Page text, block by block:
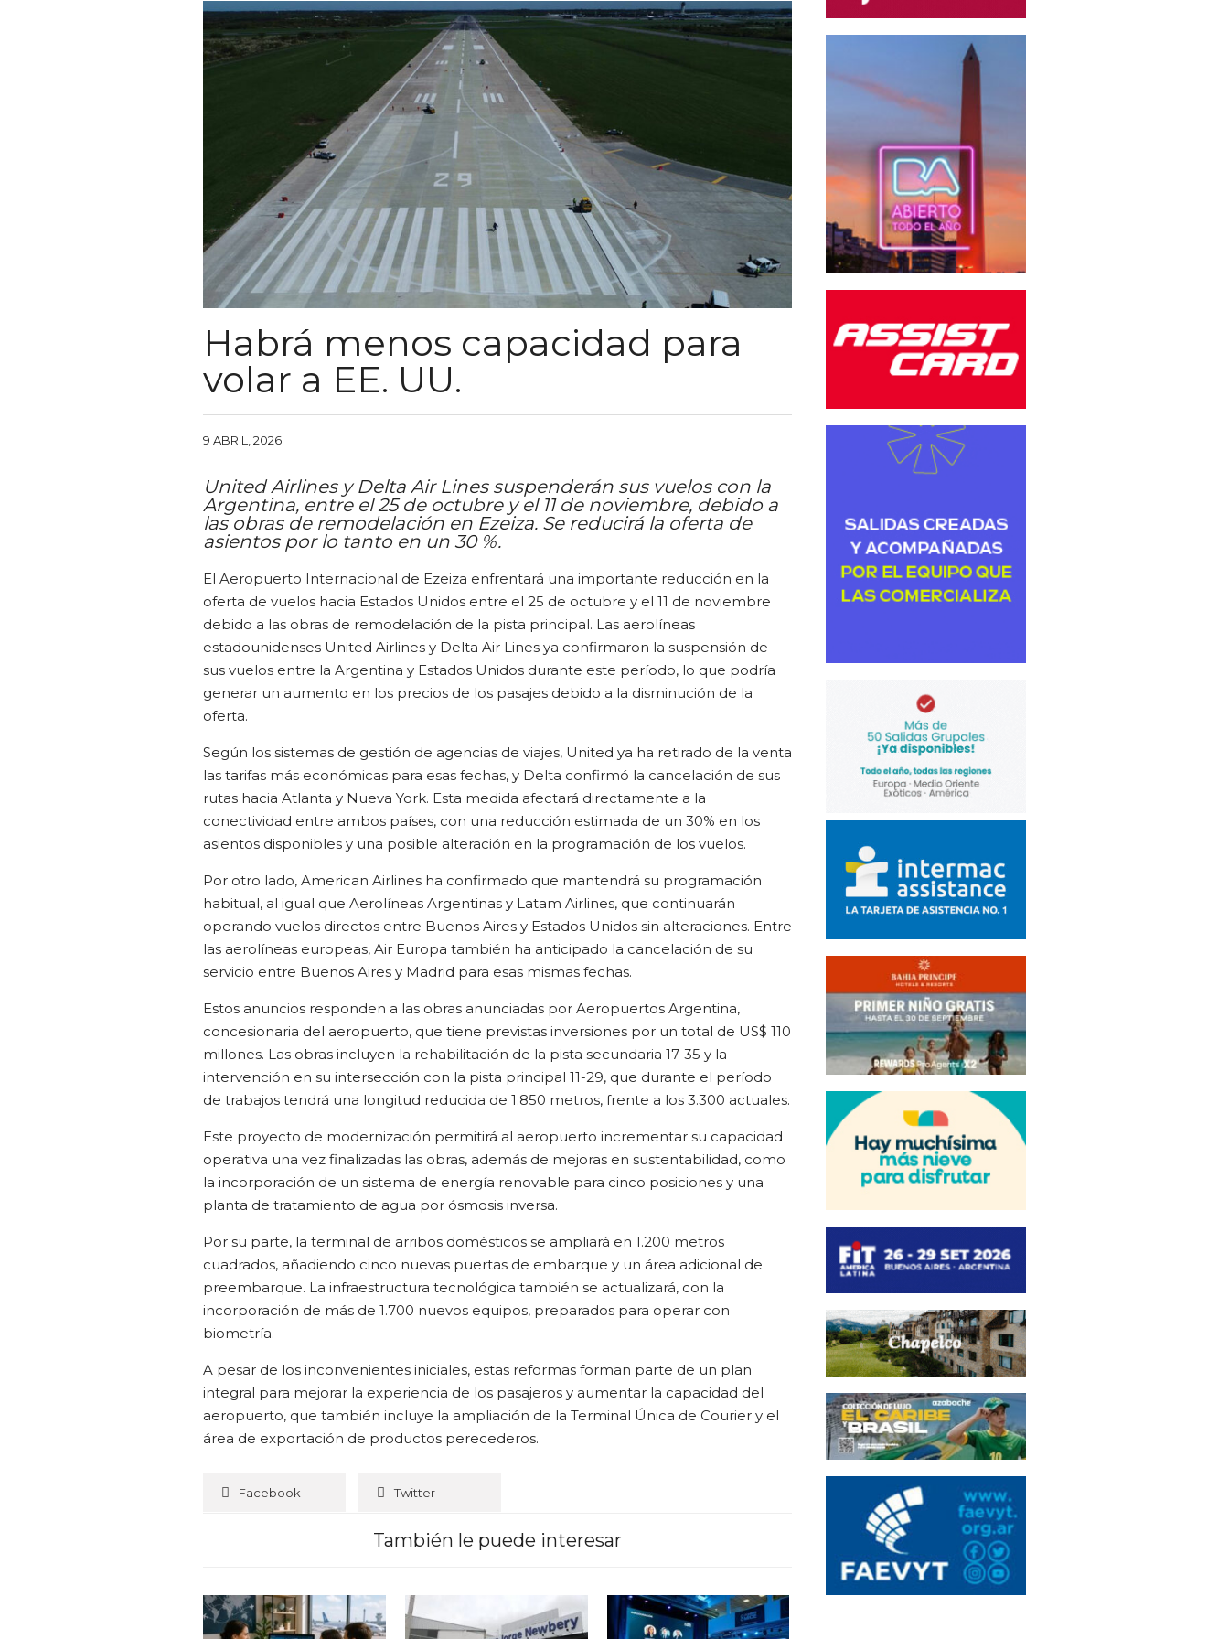
Habrá menos capacidad para
volar a EE. UU.
9 ABRIL, 2026
United Airlines y Delta Air Lines suspenderán sus vuelos con la
Argentina, entre el 25 de octubre y el 11 de noviembre, debido a
las obras de remodelación en Ezeiza. Se reducirá la oferta de
asientos por lo tanto en un 30 %.
El Aeropuerto Internacional de Ezeiza enfrentará una importante reducción en la
oferta de vuelos hacia Estados Unidos entre el 25 de octubre y el 11 de noviembre
debido a las obras de remodelación de la pista principal. Las aerolíneas
estadounidenses United Airlines y Delta Air Lines ya confirmaron la suspensión de
sus vuelos entre la Argentina y Estados Unidos durante este período, lo que podría
generar un aumento en los precios de los pasajes debido a la disminución de la
oferta.
Según los sistemas de gestión de agencias de viajes, United ya ha retirado de la venta
las tarifas más económicas para esas fechas, y Delta confirmó la cancelación de sus
rutas hacia Atlanta y Nueva York. Esta medida afectará directamente a la
conectividad entre ambos países, con una reducción estimada de un 30% en los
asientos disponibles y una posible alteración en la programación de los vuelos.
Por otro lado, American Airlines ha confirmado que mantendrá su programación
habitual, al igual que Aerolíneas Argentinas y Latam Airlines, que continuarán
operando vuelos directos entre Buenos Aires y Estados Unidos sin alteraciones. Entre
las aerolíneas europeas, Air Europa también ha anticipado la cancelación de su
servicio entre Buenos Aires y Madrid para esas mismas fechas.
Estos anuncios responden a las obras anunciadas por Aeropuertos Argentina,
concesionaria del aeropuerto, que tiene previstas inversiones por un total de US$ 110
millones. Las obras incluyen la rehabilitación de la pista secundaria 17-35 y la
intervención en su intersección con la pista principal 11-29, que durante el período
de trabajos tendrá una longitud reducida de 1.850 metros, frente a los 3.300 actuales.
Este proyecto de modernización permitirá al aeropuerto incrementar su capacidad
operativa una vez finalizadas las obras, además de mejoras en sustentabilidad, como
la incorporación de un sistema de energía renovable para cinco posiciones y una
planta de tratamiento de agua por ósmosis inversa.
Por su parte, la terminal de arribos domésticos se ampliará en 1.200 metros
cuadrados, añadiendo cinco nuevas puertas de embarque y un área adicional de
preembarque. La infraestructura tecnológica también se actualizará, con la
incorporación de más de 1.700 nuevos equipos, preparados para operar con
biometría.
A pesar de los inconvenientes iniciales, estas reformas forman parte de un plan
integral para mejorar la experiencia de los pasajeros y aumentar la capacidad del
aeropuerto, que también incluye la ampliación de la Terminal Única de Courier y el
área de exportación de productos perecederos.
Facebook Twitter
También le puede interesar